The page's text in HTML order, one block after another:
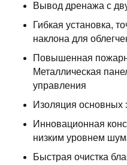
Вывод дренажа с
Гибкая установка,
наклона для
Повышенная
Металлическая
управления
Изоляция основных
Инновационная
низким уровнем
Быстрая очистка